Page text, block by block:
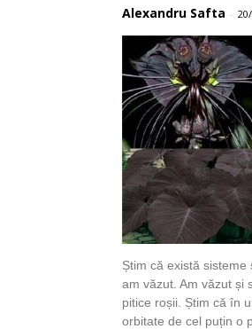
Alexandru Safta -
Știm că există
am văzut. Am văzut și
pitice roșii. Știm că în
orbitate de cel puțin o